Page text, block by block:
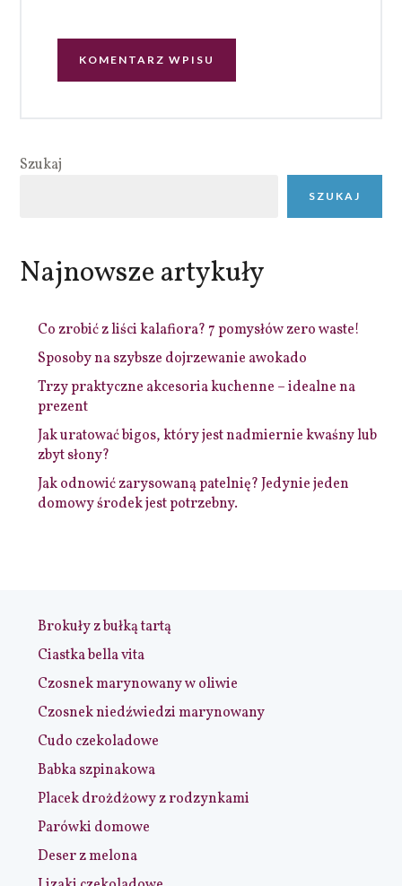
Szukaj
SZUKAJ
Najnowsze artykuły
Co zrobić z liści kalafiora? 7 pomysłów zero waste!
Sposoby na szybsze dojrzewanie awokado
Trzy praktyczne akcesoria kuchenne – idealne na
prezent
Jak uratować bigos, który jest nadmiernie kwaśny lub
zbyt słony?
Jak odnowić zarysowaną patelnię? Jedynie jeden
domowy środek jest potrzebny.
Brokuły z bułką tartą
Ciastka bella vita
Czosnek marynowany w oliwie
Czosnek niedźwiedzi marynowany
Cudo czekoladowe
Babka szpinakowa
Placek drożdżowy z rodzynkami
Parówki domowe
Deser z melona